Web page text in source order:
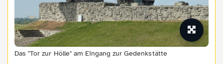
Das "Tor zur Hölle" am Eingang zur Gedenkstätte